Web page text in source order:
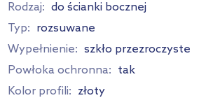
Rodzaj: do ścianki bocznej
Typ: rozsuwane
Wypełnienie: szkło przezroczyste
Powłoka ochronna: tak
Kolor profili: złoty